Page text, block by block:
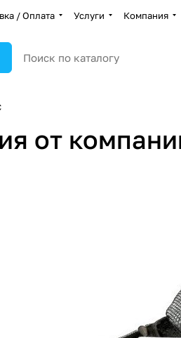
/ Оплата Услуги Компания
от